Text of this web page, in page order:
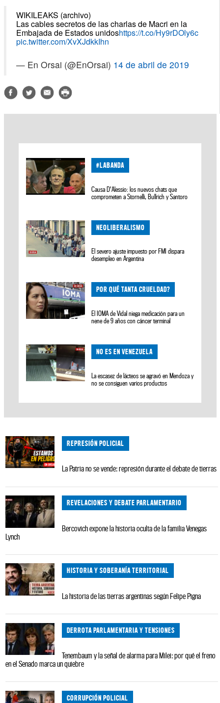
WIKILEAKS (archivo)
Las cables secretos de las charlas de Macri en la
Embajada de Estados unidoshttps://t.co/Hy9rDOly6c
pic.twitter.com/XvXJdkkIhn
— En Orsai (@EnOrsai) 14 de abril de 2019
#LABANDA
Causa D'Alessio: los nuevos chats que
comprometen a Stornelli, Bullrich y Santoro
NEOLIBERALISMO
El severo ajuste impuesto por FMI dispara
desempleo en Argentina
POR QUÉ TANTA CRUELDAD?
El IOMA de Vidal niega medicación para un
nene de 9 años con cáncer terminal
NO ES EN VENEZUELA
La escasez de lácteos se agravó en Mendoza y
no se consiguen varios productos
REPRESIÓN POLICIAL
La Patria no se vende: represión durante el debate de tierras
REVELACIONES Y DEBATE PARLAMENTARIO
Bercovich expone la historia oculta de la familia Venegas
Lynch
HISTORIA Y SOBERANÍA TERRITORIAL
La historia de las tierras argentinas según Felipe Pigna
DERROTA PARLAMENTARIA Y TENSIONES
Tenembaum y la señal de alarma para Milei: por qué el freno
en el Senado marca un quiebre
CORRUPCIÓN POLICIAL